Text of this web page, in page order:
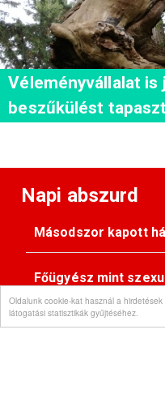
Oldalunk cookie-kat használ a
látogatási statisztikák gyűjtéséhez.
Véleményvállalat is
beszűkülést
Napi abszurd
Másodszor kapott
Főügyész mint
Pimasz önkényúr